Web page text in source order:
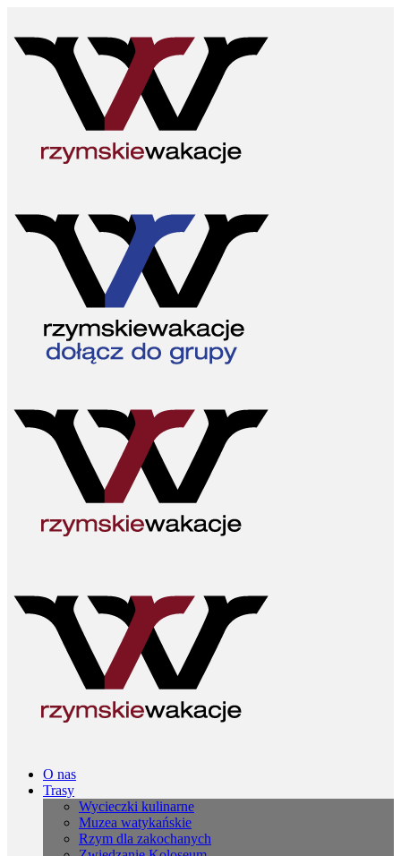
O nas
Trasy
Wycieczki kulinarne
Muzea watykańskie
Rzym dla zakochanych